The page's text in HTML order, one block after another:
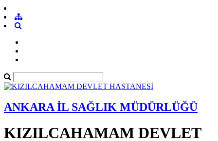
ANKARA İL SAĞLIK MÜDÜRLÜĞÜ
KIZILCAHAMAM DEVLET